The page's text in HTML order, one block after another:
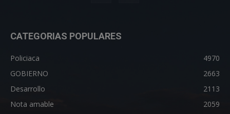
CATEGORIAS POPULARES
Policiaca
4970
GOBIERNO
2663
Desarrollo
2113
Nota amable
2059